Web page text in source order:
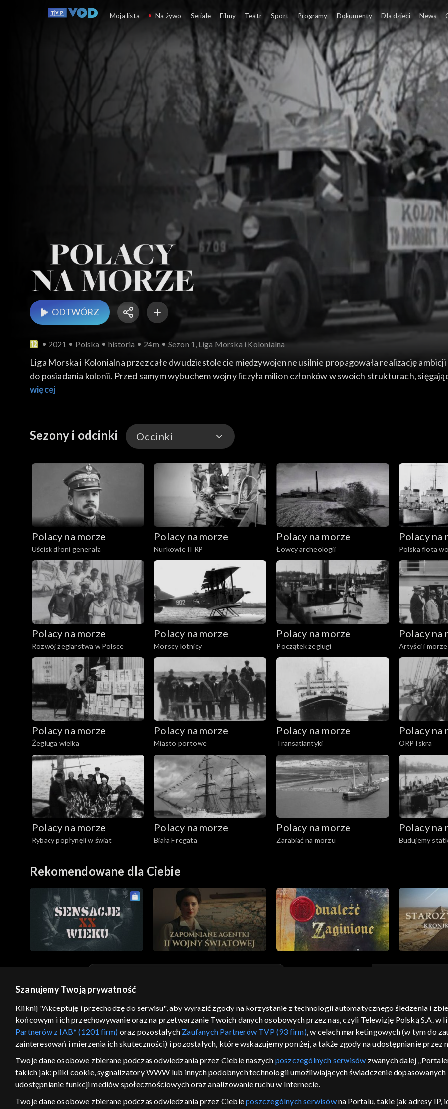
ODTWÓRZ
2021 Polska historia 24m Sezon 1, Liga Morska i Kolonialna
Liga Morska i Kolonialna przez całe dwudziestolecie międzywojenne usilnie propagowała realizację
do posiadania kolonii. Przed samym wybuchem wojny liczyła milion członków w swoich strukturach,
bańką mydlaną, ale to, co Lidze udało się znakomicie, to wychowanie morskie Polaków. Widoczne to było
więcej
Sezony i odcinki Odcinki
Odcinki
Polacy na morze
Uścisk dłoni generała
Polacy na morze
Nurkowie II RP
Polacy na morze
Łowcy archeologii
Polacy na
Polska flota
Polacy na morze
Rozwój żeglarstwa w Polsce
Polacy na morze
Morscy lotnicy
Polacy na morze
Początek żeglugi
Polacy na
Artyści i morze
Polacy na morze
Żegluga wielka
Polacy na morze
Miasto portowe
Polacy na morze
Transatlantyki
Polacy na
ORP Iskra
Polacy na morze
Rybacy popłynęli w świat
Polacy na morze
Biała Fregata
Polacy na morze
Zarabiać na morzu
Polacy na
Budujemy
Rekomendowane dla Ciebie
GEOLOKALIZACJA
ŁĄCZYSZ SIĘ SPOZA POLSKI
Kraj, z którego się łączysz, to Stany Zjednoczone ,
w związku z czym część tytułów na platformie TVP
VOD może być nieodstępna. Sprawdź, które
© 2026 Telewizja Polska S.A. w likwidacji
regulamin serwisu cennik polityka prywatności moje zgody pomoc kontakt voucher
Moja lista Na żywo Seriale Filmy Teatr Sport Programy Dokumenty Dla dzieci News
Szanujemy Twoją prywatność
Kliknij "Akceptuję i przechodzę do serwisu", aby wyrazić zgody na korzystanie z technologii automatycznego śledzenia i
końcowym i ich przechowywanie oraz na przetwarzanie Twoich danych osobowych przez nas, czyli Telewizję Polską S.A. w
Partnerów z IAB* (1201 firm) oraz pozostałych Zaufanych Partnerów TVP (93 firm), w celach marketingowych (w tym do
zainteresowań i mierzenia ich skuteczności) i pozostałych, które wskazujemy poniżej, a także zgody na udostępnianie
Twoje dane osobowe zbierane podczas odwiedzania przez Ciebie naszych poszczególnych serwisów zwanych dalej
takich jak: pliki cookie, sygnalizatory WWW lub innych podobnych technologii umożliwiających świadczenie dopasowanych
udostępnianie funkcji mediów społecznościowych oraz analizowanie ruchu w Internecie.
Twoje dane osobowe zbierane podczas odwiedzania przez Ciebieposzczególnych serwisówna Portalu, takie jak adresy